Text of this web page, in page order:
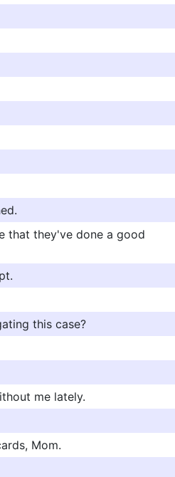
that they've done a good
this case?
me lately.
Mom.